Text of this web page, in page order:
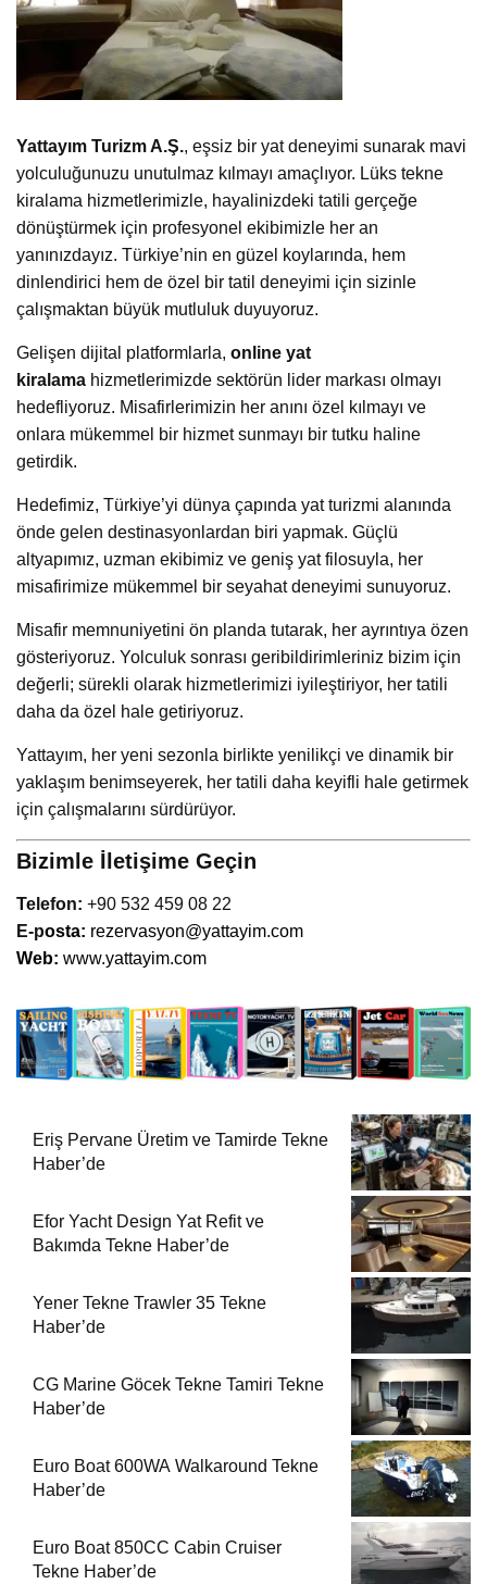
dinlendirici hem de özel bir tatil deneyimi için sizinle
çalışmaktan büyük mutluluk duyuyoruz.
Gelişen dijital platformlarla,online yat
hedefliyoruz. Misafirlerimizin her anını özel kılmayı ve
onlara mükemmel bir hizmet sunmayı bir tutku haline
getirdik.
Hedefimiz, Türkiye’yi dünya çapında yat turizmi alanında
önde gelen destinasyonlardan biri yapmak. Güçlü
altyapımız, uzman ekibimiz ve geniş yat filosuyla, her
misafirimize mükemmel bir seyahat deneyimi sunuyoruz.
Misafir memnuniyetini ön planda tutarak, her ayrıntıya özen
gösteriyoruz. Yolculuk sonrası geribildirimleriniz bizim için
değerli; sürekli olarak hizmetlerimizi iyileştiriyor, her tatili
daha da özel hale getiriyoruz.
yaklaşım benimseyerek, her tatili daha keyifli hale getirmek
için çalışmalarını sürdürüyor.
Bizimle İletişime Geçin
Telefon:+90 532 459 08 22
E-posta: rezervasyon@yattayim.com
Web: www.yattayim.com
Eriş Pervane Üretim ve Tamirde Tekne
Efor Yacht Design Yat Refit ve
Bakımda Tekne Haber’de
Yener Tekne Trawler 35 Tekne
Haber’de
Haber’de
Haber’de
Tekne Haber’de